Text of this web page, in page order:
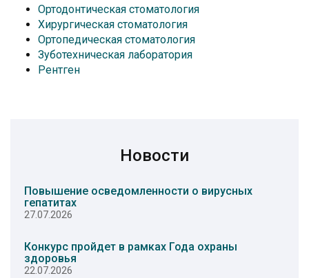
Ортодонтическая стоматология
Хирургическая стоматология
Ортопедическая стоматология
Зуботехническая лаборатория
Рентген
Новости
Повышение осведомленности о вирусных
гепатитах
27.07.2026
Конкурс пройдет в рамках Года охраны
здоровья
22.07.2026